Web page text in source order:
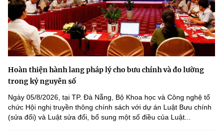
Hoàn thiện hành lang pháp lý cho bưu chính và đo lường
trong kỷ nguyên số
Ngày 05/8/2026, tại TP. Đà Nẵng, Bộ Khoa học và Công nghệ tổ
chức Hội nghị truyền thông chính sách với dự án Luật Bưu chính
(sửa đổi) và Luật sửa đổi, bổ sung một số điều của Luật...